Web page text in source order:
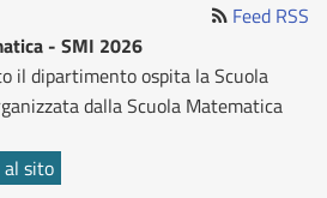
Feed RSS
- SMI 2026
il dipartimento ospita la Scuola
dalla Scuola Matematica
al sito